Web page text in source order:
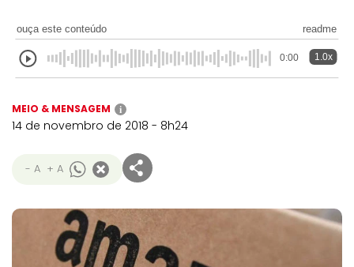
ouça este conteúdo readme
0:00 1.0x
MEIO & MENSAGEM i
14 de novembro de 2018 - 8h24
- A + A